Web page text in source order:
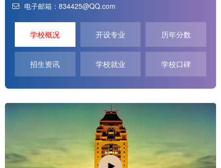
电子邮箱：834425@QQ.com
学校概况 开设专业 历年分数
招生资讯 学校就业 学校口碑